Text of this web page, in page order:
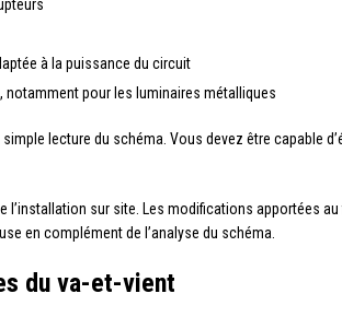
à la puissance du circuit
notamment pour les luminaires métalliques
lecture du schéma. Vous devez être capable
l’installation sur site. Les modifications apportées
en complément de l’analyse du schéma.
du va-et-vient